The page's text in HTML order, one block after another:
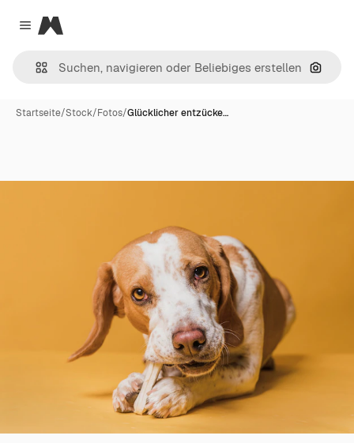
Close menu
Magnific
Nach
Startseite/Stock/Fotos/Glücklicher entzücke…